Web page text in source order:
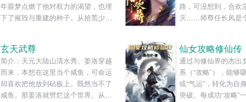
年噩梦点燃了他对权力的渴望，也埋
下了摧毁与重建的种子。从拾荒少年
街头到王座的逆袭，却在巅峰时刻发
现权力背后的致命代价。......
路，可没想到，合欢
灭……师尊任长风是
虎……师妹黄爆爆是
炼的武技非常独特，
拳”、“情意绵绵掌”、
人能挡……师娘黄灭
玄天武尊
简介：天元大陆山清水秀。姜洛穿越
而来，本想在这里当个咸鱼，可命运
却喜欢把他放到砧板上。既然当不了
咸鱼。那姜洛就劈烂这个世界。从小
仙女攻略修仙传
通过与修仙界的杰出
系（“攻略”），能够
或“气运”，转化为自
突破。每成功“攻略”